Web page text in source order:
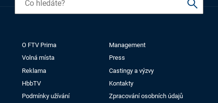
O FTV Prima
Management
Volná místa
Press
Reklama
Castingy a výzvy
HbbTV
Kontakty
Podmínky užívání
Zpracování osobních údajů